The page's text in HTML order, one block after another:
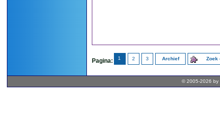
Pagina: 1 2 3 Archief Zoek
© 2005-2026 by